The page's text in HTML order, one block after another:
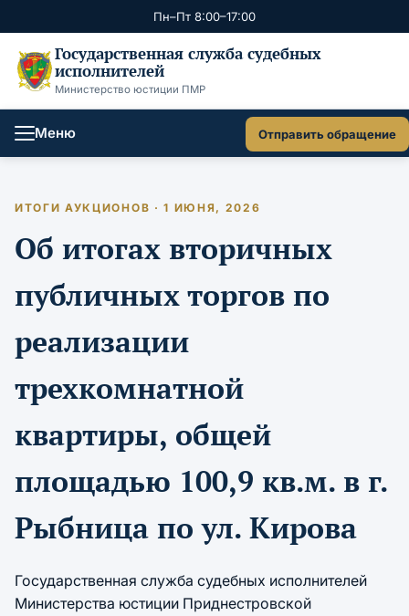
Пн–Пт 8:00–17:00
Государственная служба судебных
исполнителей
Министерство юстиции ПМР
Меню Отправить обращение
ИТОГИ АУКЦИОНОВ · 1 ИЮНЯ, 2026
Об итогах вторичных
публичных торгов по
реализации
трехкомнатной
квартиры, общей
площадью 100,9 кв.м. в г.
Рыбница по ул. Кирова
Государственная служба судебных исполнителей
Министерства юстиции Приднестровской